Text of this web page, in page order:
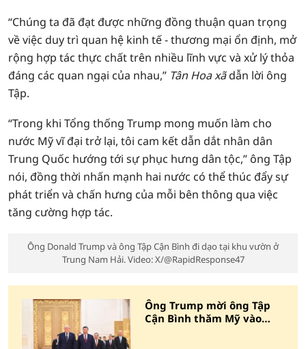
“Chúng ta đã đạt được những đồng thuận quan trọng
về việc duy trì quan hệ kinh tế - thương mại ổn định, mở
rộng hợp tác thực chất trên nhiều lĩnh vực và xử lý thỏa
đáng các quan ngại của nhau,” Tân Hoa xãdẫn lời ông
Tập.
“Trong khi Tổng thống Trump mong muốn làm cho
nước Mỹ vĩ đại trở lại, tôi cam kết dẫn dắt nhân dân
Trung Quốc hướng tới sự phục hưng dân tộc,” ông Tập
nói, đồng thời nhấn mạnh hai nước có thể thúc đẩy sự
phát triển và chấn hưng của mỗi bên thông qua việc
tăng cường hợp tác.
Ông Donald Trump và ông Tập Cận Bình đi dạo tại khu vườn ở
Trung Nam Hải. Video: X/@RapidResponse47
Ông Trump mời ông Tập
Cận Bình thăm Mỹ vào